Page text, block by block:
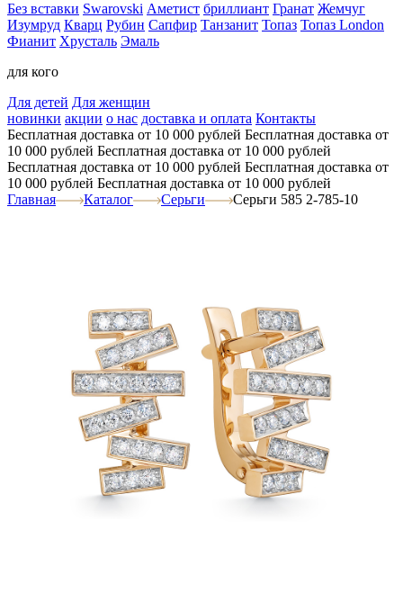
Без вставки Swarovski Аметист бриллиант Гранат Жемчуг
Изумруд Кварц Рубин Сапфир Танзанит Топаз Топаз London
Фианит Хрусталь Эмаль
для кого
Для детей Для женщин
новинки акции о нас доставка и оплата Контакты
Бесплатная доставка от 10 000 рублей Бесплатная доставка от
10 000 рублей Бесплатная доставка от 10 000 рублей
Бесплатная доставка от 10 000 рублей Бесплатная доставка от
10 000 рублей Бесплатная доставка от 10 000 рублей
Главная
Каталог Серьги Серьги 585 2-785-10